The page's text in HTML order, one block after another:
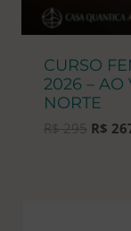
CURSO
2026 – AO
NORTE
R$295 O
R$